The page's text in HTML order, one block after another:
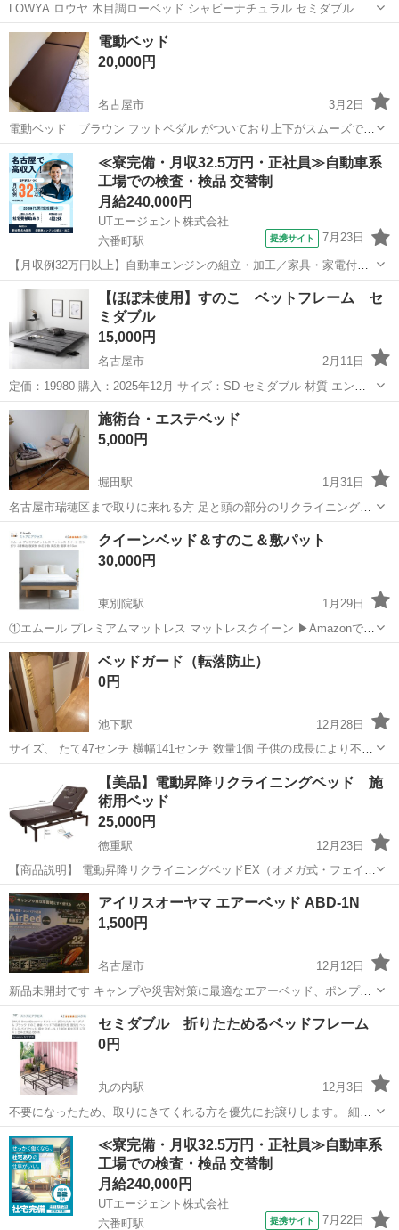
LOWYA ロウヤ 木目調ローベッド シャビーナチュラル セミダブル サ
イズ：幅140cm×奥行200cm×高さ17.8cm ※ダブルサイズのマットレ
愛知 名古屋市 比良駅
電動ベッド
20,000円
名古屋市
3月2日
電動ベッド ブラウン フットペダル がついており上下がスムーズで
す。 引取場所 名古屋市東区東桜2丁目付近
愛知 名古屋市 ベッド 電動
≪寮完備・月収32.5万円・正社員≫自動車系
工場での検査・検品 交替制
月給240,000円
UTエージェント株式会社
六番町駅
提携サイト 7月23日
【月収例32万円以上】自動車エンジンの組立・加工／家具・家電付き
の社宅完備★／年間休日126日／未経験から高収入を目指せる！
《Javz1C》 詳細情報 ＜自動車エンジンの組立・加工＞ 電気自動車用
発電エンジンなどを作ってい...
愛知 名古屋市 六番町駅 その他
【ほぼ未使用】すのこ ベットフレーム セ
ミダブル
15,000円
名古屋市
2月11日
定価：19980 購入：2025年12月 サイズ：SD セミダブル 材質 エンジ
ニアリングウッド 商品の寸法 2長さ x 1.4幅 x 0.17高さ m スタイル モ
ダン 特徴 コンセント付き 色 ストーングレー ※こちら...
愛知 名古屋市 ベッド
施術台・エステベッド
5,000円
堀田駅
1月31日
名古屋市瑞穂区まで取りに来れる方 足と頭の部分のリクライニング等
変更可能です。 かなり大柄な男性がのっても大丈夫です。 少しレトロ
な型番となりますので素材はとても丈夫です。 まだまだ使えますので
これからエステサロンなど開...
愛知 名古屋市 ベッド リクライニング
クイーンベッド＆すのこ＆敷パット
30,000円
東別院駅
1月29日
①エムール プレミアムマットレス マットレスクイーン ▶︎Amazonで
48000円で購入。 ▶︎来客用に使用していました。三つ折りに出来ま
す。 ②クイーンサイズのすのこ ▶︎楽天で15990円で購入。組み合わせ
てクイー...
愛知 名古屋市 東別院駅 ベッド すのこ
ベッドガード（転落防止）
0円
池下駅
12月28日
サイズ、 たて47センチ 横幅141センチ 数量1個 子供の成長により不要
になったため、早めに引き取りにきてくれる方にお譲りします。 ＊ベ
ットガードの説明書ありません。 ＊中古品にご理解のある方でお願い
致します ＊購...
名古屋市 池下駅 ベッド
【美品】電動昇降リクライニングベッド 施
術用ベッド
25,000円
徳重駅
12月23日
【商品説明】 電動昇降リクライニングベッドEX（オメガ式・フェイス
マット付） ■サイズ：幅70cm X 奥行185cm X 高さ52～92cm ■カラ
ー: ダークブラウン ■状態: 美品 (傷、汚れなし) ■使用期間: 20...
愛知 名古屋市 徳重駅 ベッド
アイリスオーヤマ エアーベッド ABD-1N
1,500円
名古屋市
12月12日
新品未開封です キャンプや災害対策に最適なエアーベッド、ポンプ付
で簡単設置。 - モデル名: AirBed - サイズ: 幅73×長さ191×高さ22cm -
ポンプ: ポンプ付 - 用途: キャンプ・災害対策 - メーカ...
愛知 名古屋市 ベッド エアー
セミダブル 折りたためるベッドフレーム
0円
丸の内駅
12月3日
不要になったため、取りにきてくれる方を優先にお譲りします。 細い
支えの部分何ヶ所か折れてしまいましたがマットレスを置けば特に問
題なしです。
愛知 名古屋市 丸の内駅 ベッド セミダブル
≪寮完備・月収32.5万円・正社員≫自動車系
工場での検査・検品 交替制
月給240,000円
UTエージェント株式会社
六番町駅
提携サイト 7月22日